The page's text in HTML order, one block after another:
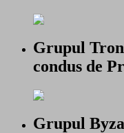
Grupul
condus de
Grupul